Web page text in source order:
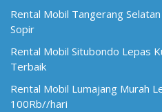
Rental Mobil Tangerang
Sopir
Rental Mobil Situbondo Lepas
Terbaik
Rental Mobil Lumajang Murah
100Rb//hari